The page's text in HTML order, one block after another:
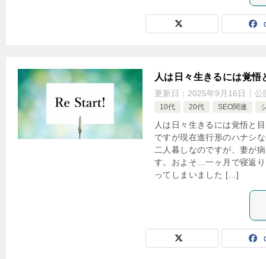
人は日々生きるには覚悟
更新日： 2025年9月16日 公
10代 20代 SEO関連
人は日々生きるには覚悟と
ですが現在進行形のハナシ
二人暮しなのですが、妻が
す。およそ…一ヶ月で寝返
ってしまいました […]